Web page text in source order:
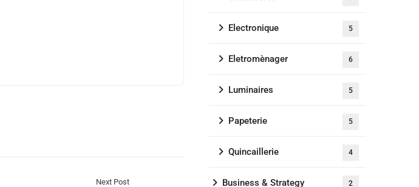
Next Post
Electronique 5
Eletromènager 6
Luminaires 5
Papeterie 5
Quincaillerie 4
Business & Strategy 2